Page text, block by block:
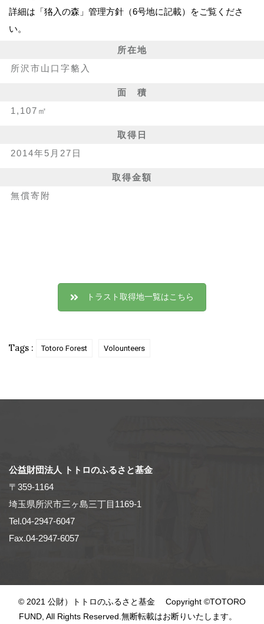
詳細は「狢入の森」管理方針（6号地に記載）をご覧くださ
い。
所在地
所沢市山口字貉入
面 積
1,107㎡
取得日
2014年5月27日
取得金額
無償寄附
トラスト取得地一覧はこちら
Tags : Totoro Forest Volounteers
公益財団法人 トトロのふるさと基金
〒359-1164
埼玉県所沢市三ヶ島三丁目1169-1
Tel.04-2947-6047
Fax.04-2947-6057
© 2021 公財）トトロのふるさと基金 Copyright ©TOTORO
FUND, All Rights Reserved.無断転載はお断りいたします。